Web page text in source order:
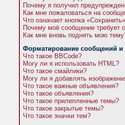
Почему я получил
Как мне пожаловаться на
Что означает кнопка
Почему моё сообщение требует
Как мне вновь поднять мою
Форматирование сообщений и
Что такое BBCode?
Могу ли я использовать HTML?
Что такое смайлики?
Могу ли я добавлять
Что такое важные объявления?
Что такое объявления?
Что такое прилепленные темы?
Что такое закрытые темы?
Что такое значки тем?